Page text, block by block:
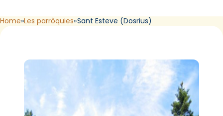
Home Les parròquies Sant Esteve (Dosrius)